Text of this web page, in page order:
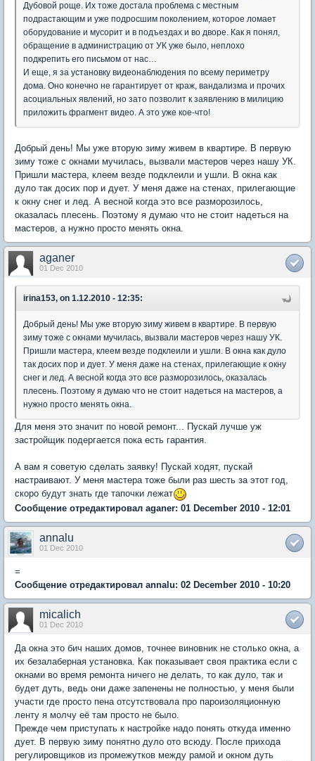
Дубовой роще. Их тоже достала проблема с местным
подрастающим и уже подросшим поколением, которое ломает
оборудование и мусорит и в подъездах и во дворе. Как я понял,
обращение в администрацию от УК уже было, неплохо
подкрепить его письмом от нас…
И еще, я за установку видеонаблюдения по всему периметру
дома. Оно конечно не гарантирует от краж, вандализма и прочих
асоциальных явлений, но зато позволит к заявлению в милицию
приложить фрагмент видео. А это уже кое-что!
Добрый день! Мы уже вторую зиму живем в квартире. В первую
зиму тоже с окнами мучилась, вызвали мастеров через нашу УК.
Пришли мастера, клеем везде подклеили и ушли. В окна как
дуло так досих пор и дует. У меня даже на стенах, прилегающие
к окну снег и лед. А весной когда это все разморозилось,
оказалась плесень. Поэтому я думаю что не стоит надеться на
мастеров, а нужно просто менять окна.
aganer
01 Dec 2010
irina153, on 1.12.2010 - 12:35:
Добрый день! Мы уже вторую зиму живем в квартире. В первую
зиму тоже с окнами мучилась, вызвали мастеров через нашу УК.
Пришли мастера, клеем везде подклеили и ушли. В окна как дуло
так досих пор и дует. У меня даже на стенах, прилегающие к окну
снег и лед. А весной когда это все разморозилось, оказалась
плесень. Поэтому я думаю что не стоит надеться на мастеров, а
нужно просто менять окна.
Для меня это значит по новой ремонт... Пускай лучше уж
застройщик подергается пока есть гарантия.
А вам я советую сделать заявку! Пускай ходят, пускай
настраивают. У меня мастера тоже были раз шесть за этот год,
скоро будут знать где тапочки лежат
Сообщение отредактировал aganer: 01 December 2010 - 12:01
annalu
01 Dec 2010
=
Сообщение отредактировал annalu: 02 December 2010 - 10:20
micalich
01 Dec 2010
Да окна это бич наших домов, точнее виновник не столько окна, а
их безалаберная установка. Как показывает своя практика если с
окнами во время ремонта ничего не делать, то как дуло, так и
будет дуть, ведь они даже запенены не полностью, у меня были
участи где просто пена отсутствовала про пароизоляционную
ленту я молчу её там просто не было.
Прежде чем приступать к настройке надо понять откуда именно
дует. В первую зиму понятно дуло ото всюду. После прихода
регулировщиков из промежутков между рамой и окном дуть